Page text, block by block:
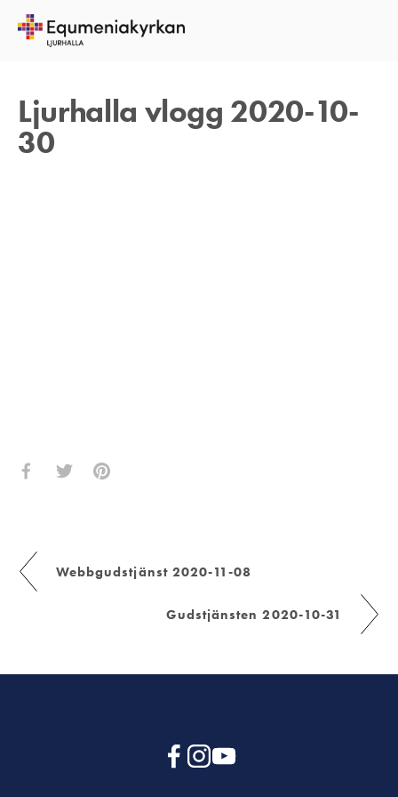
Ljurhalla vlogg 2020-10-
30
29 OKTOBER 2020
Webbgudstjänst 2020-11-08
Gudstjänsten 2020-10-31